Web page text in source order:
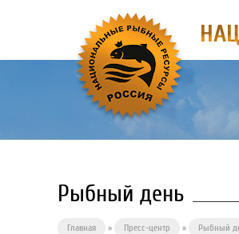
Рыбный день
Главная » Пресс-центр » Рыбный